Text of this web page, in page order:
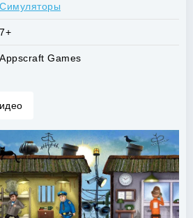
Симуляторы
7+
Appscraft Games